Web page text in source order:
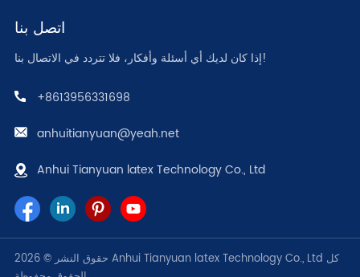
اتصل بنا
إذا كان لديك أي أسئلة وأفكار، فلا تتردد في الاتصال بنا!
+8613956331698
anhuitianyuan@yeah.net
Anhui Tianyuan latex Technology Co., Ltd
حقوق النشر © 2026 Anhui Tianyuan latex Technology Co., Ltd كل